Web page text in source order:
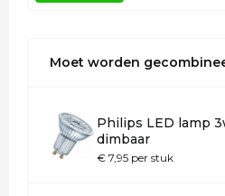
Moet worden
Philips LED lamp
dimbaar
€ 7,95 per stuk